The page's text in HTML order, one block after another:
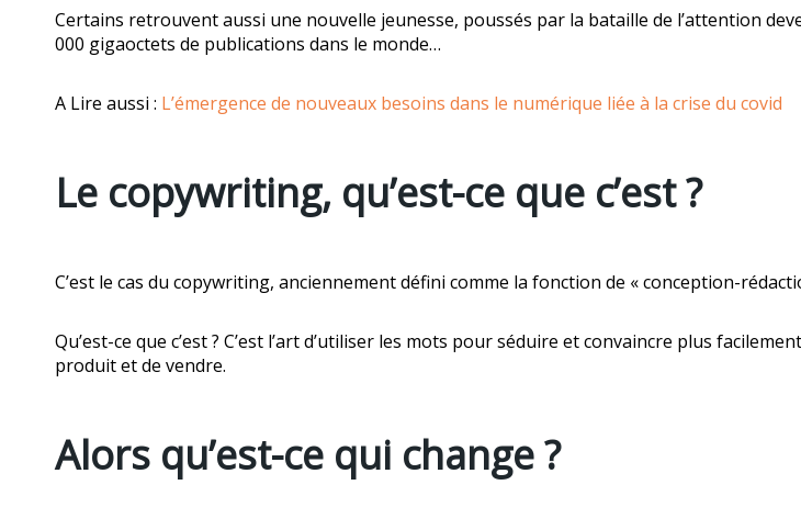
Certains retrouvent aussi une nouvelle jeunesse, poussés par la bataille de l’attention
000 gigaoctets de publications dans le monde…
A Lire aussi : L’émergence de nouveaux besoins dans le numérique liée à la crise du covid
Le copywriting, qu’est-ce que c’est ?
C’est le cas du copywriting, anciennement défini comme la fonction de « conception-
Qu’est-ce que c’est ? C’est l’art d’utiliser les mots pour séduire et convaincre plus
produit et de vendre.
Alors qu’est-ce qui change ?